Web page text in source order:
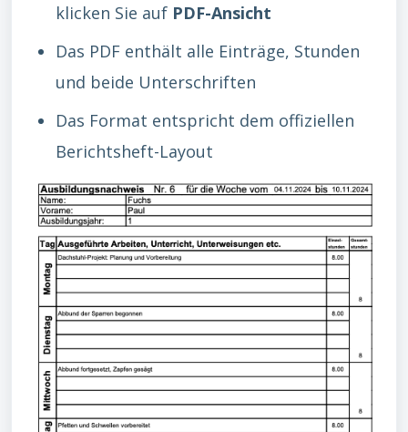
klicken Sie auf PDF-Ansicht
Das PDF enthält alle Einträge, Stunden
und beide Unterschriften
Das Format entspricht dem offiziellen
Berichtsheft-Layout